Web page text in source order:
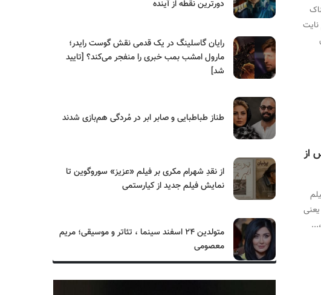
نایت
از
دورترین نقطه از آینده
رایان گاسلینگ در یک قدمی نقش گوست رایدر؛
مارول امشب بمب خبری را منفجر می‌کند؟ [تایید
شد]
طناز طباطبایی و صابر ابر در مُردگی هم‌بازی شدند
از نقدِ شهرام مکری بر فیلم «عزیز» سوروگوین تا
نمایش فیلم جدید از کیارستمی
متولدین ۲۴ اسفند سینما ، تئاتر و موسیقی؛ مریم
معصومی